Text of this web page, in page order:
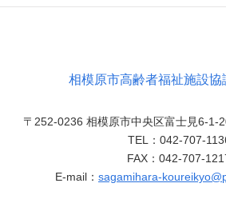
相模原市高齢者福祉施設協
〒252-0236 相模原市中央区富士見6-1-
TEL：042-707-
FAX：042-707-
E-mail： sagamihara-